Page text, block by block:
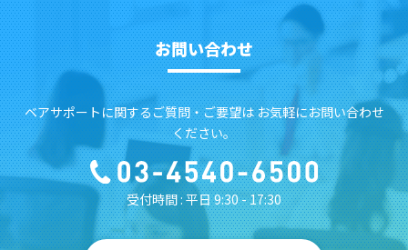
お問い合わせ
ベアサポートに関するご質問・ご要望は お気軽にお問い合わせ
ください。
受付時間 : 平日 9:30 - 17:30